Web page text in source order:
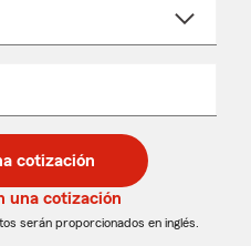
cotización
una cotización
serán proporcionados en inglés.